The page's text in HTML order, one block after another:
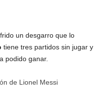
un desgarro que lo
tiene tres partidos sin jugar y
podido ganar.